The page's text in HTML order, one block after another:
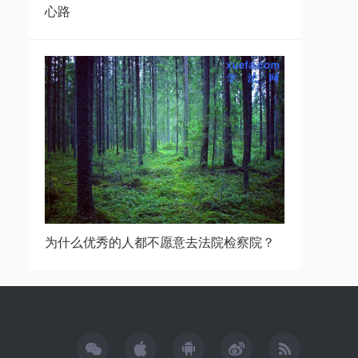
心路
为什么优秀的人都不愿意去法院检察院？